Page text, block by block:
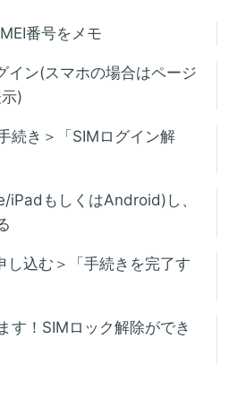
番号をメモ
イン(スマホの場合はページ
)
続き＞「SIMログイン解
iPadもしくはAndroid)し、
し込む＞「手続きを完了す
す！SIMロック解除ができ